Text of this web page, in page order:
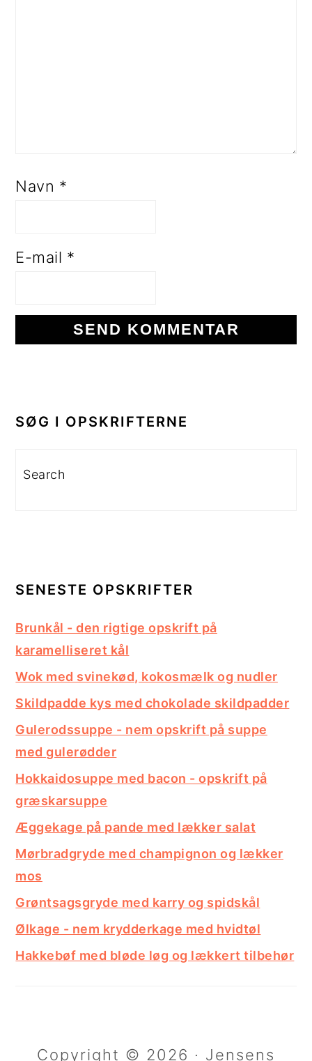
Navn *
E-mail *
SIDEBAR
SØG I OPSKRIFTERNE
Search
SENESTE OPSKRIFTER
Brunkål - den rigtige opskrift på
karamelliseret kål
Wok med svinekød, kokosmælk og nudler
Skildpadde kys med chokolade skildpadder
Gulerodssuppe - nem opskrift på suppe
med gulerødder
Hokkaidosuppe med bacon - opskrift på
græskarsuppe
Æggekage på pande med lækker salat
Mørbradgryde med champignon og lækker
mos
Grøntsagsgryde med karry og spidskål
Ølkage - nem krydderkage med hvidtøl
Hakkebøf med bløde løg og lækkert tilbehør
Copyright © 2026 · Jensens